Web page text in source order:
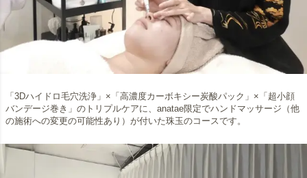
「3Dハイドロ毛穴洗浄」×「高濃度カーボキシー炭酸パック」×「超小顔
バンデージ巻き」のトリプルケアに、anatae限定でハンドマッサージ（他
の施術への変更の可能性あり）が付いた珠玉のコースです。